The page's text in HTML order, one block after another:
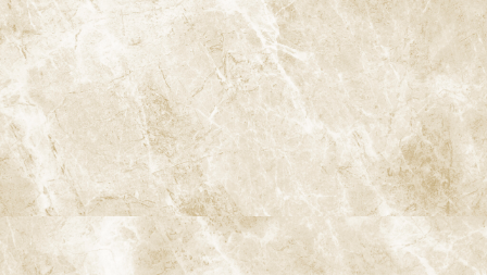
処置として広く行われています。
7. セルフケアと予防の実践